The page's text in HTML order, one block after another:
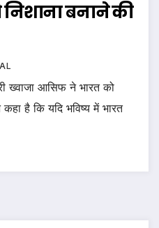
बनाने की
ख्वाजा आसिफ ने भारत को
है कि यदि भविष्य में भारत